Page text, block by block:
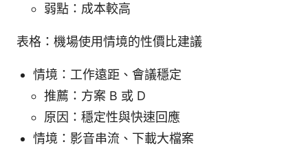
弱點：成本較高
表格：機場使用情境的性價比建議
情境：工作遠距、會議穩定
推薦：方案 B 或 D
原因：穩定性與快速回應
情境：影音串流、下載大檔案